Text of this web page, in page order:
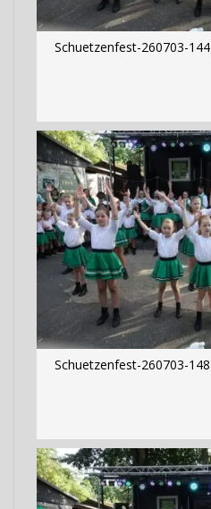
Schuetzenfest-260703-144
Schuetzenfest-260703-148